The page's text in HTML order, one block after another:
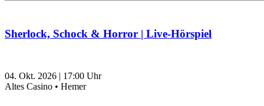
Sherlock, Schock & Horror | Live-Hörspiel
04. Okt. 2026 | 17:00 Uhr
Altes Casino • Hemer